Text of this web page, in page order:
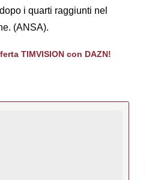
i quarti raggiunti nel
(ANSA).
TIMVISION con DAZN!